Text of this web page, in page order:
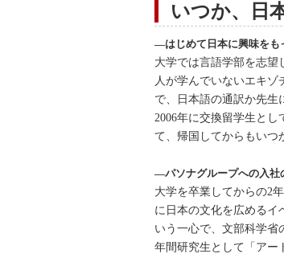
いつか、日
―はじめて日本に興味をも
大学では言語学部を志望
人が学んでいないエキ
で、日本語の通訳か先生
2006年に交換留学生と
て、帰国してからもいつ
―パソナグループへの入社
大学を卒業してからの2
に日本の文化を広めるイ
いう一心で、文部科学省
年間研究生として「アー